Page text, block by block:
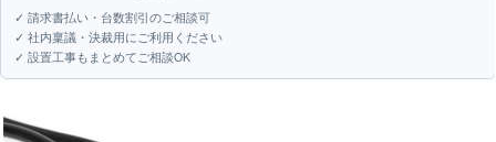
✓ 請求書払い・台数割引のご相談可
✓ 社内稟議・決裁用にご利用ください
✓ 設置工事もまとめてご相談OK